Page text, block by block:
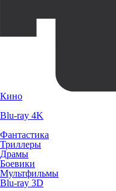
Кино
Blu-ray 4K
Фантастика
Триллеры
Драмы
Боевики
Мультфильмы
Blu-ray 3D